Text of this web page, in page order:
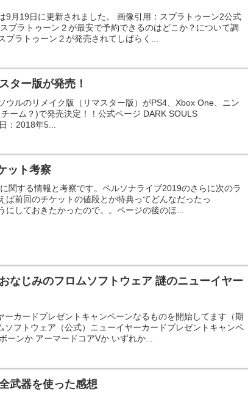
9月19日に更新されました。 画像引用：スプラトゥーン2公式
プラトゥーン２が最安で予約できるのはどこか？について調
ラトゥーン２が発売されてしばらく...
ター版が発売！
ウルのリメイク版（リマスター版）がPS4、Xbox One、ニン
ーム？)で発売決定！！公式ページ DARK SOULS
：2018年5...
ット考察
関する情報と考察です。ペルソナライブ2019のさらに次のラ
ば前回のチケットの値段とか特典ってどんなだったっ
にしておきたかったので。。ページの後のほ...
なじみのフロムソフトウェア 謎のニューイヤー
ーカードプレゼントキャンペーンなるものを開始してます（期
ソフトウェア（公式）ニューイヤーカードプレゼントキャンペ
ーンか アーマードコアVか いずれか...
武器を使った感想